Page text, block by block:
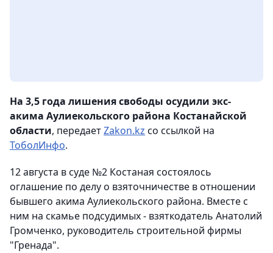
На 3,5 года лишения свободы осудили экс-
акима Аулиекольского района Костанайской
области, передаетZakon.kz со ссылкой на
ТоболИнфо.
12 августа в суде №2 Костаная состоялось
оглашение по делу о взяточничестве в отношении
бывшего акима Аулиекольского района. Вместе с
ним на скамье подсудимых - взяткодатель Анатолий
Громченко, руководитель строительной фирмы
"Гренада".